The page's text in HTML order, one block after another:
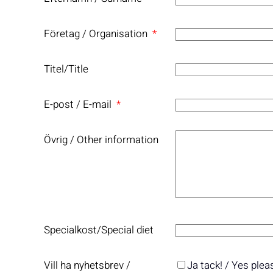
Företag / Organisation *
Titel/Title
E-post / E-mail *
Övrig / Other information
Specialkost/Special diet
Vill ha nyhetsbrev / Ja tack! / Yes